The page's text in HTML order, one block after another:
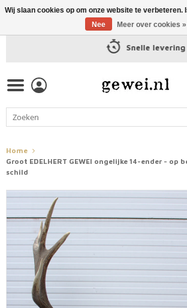
Snelle levering
Home
Groot EDELHERT GEWEI ongelijke 14-ender - op
schild
Wij slaan cookies op om onze website te verbeteren.
Nee
Meer over cookies »